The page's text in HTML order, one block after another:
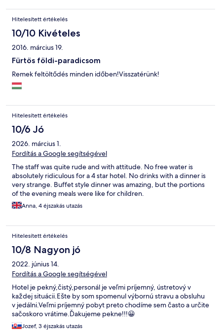
minor things which were not expected in hotel in the 4*category
and could be improved. Otherwise, we are satisfied with the
stay.
Hitelesített értékelés
10/10 Kivételes
2016. március 19.
Fürtös földi-paradicsom
Remek feltöltődés minden időben!Visszatérünk!
Hitelesített értékelés
10/6 Jó
2026. március 1.
Fordítás a Google segítségével
The staff was quite rude and with attitude. No free water is
absolutely ridiculous for a 4 star hotel. No drinks with a dinner is
very strange. Buffet style dinner was amazing, but the portions
of the evening meals were like for children.
Anna, 4 éjszakás utazás
Hitelesített értékelés
10/8 Nagyon jó
2022. június 14.
Fordítás a Google segítségével
Hotel je pekný,čistý,personál je veľmi príjemný, ústretový v
každej situácii.Ešte by som spomenul výbornú stravu a obsluhu
v jedálni.Veľmi príjemný pobyt preto chodíme sem často a určite
sačoskoro vrátime.Ďakujeme pekne!!!😀
Jozef, 3 éjszakás utazás